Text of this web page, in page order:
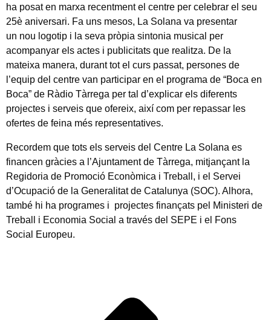
ha posat en marxa recentment el centre per celebrar el seu
25è aniversari. Fa uns mesos, La Solana va presentar
un nou logotip i la seva pròpia sintonia musical per
acompanyar els actes i publicitats que realitza. De la
mateixa manera, durant tot el curs passat, persones de
l’equip del centre van participar en el programa de “Boca en
Boca” de Ràdio Tàrrega per tal d’explicar els diferents
projectes i serveis que ofereix, així com per repassar les
ofertes de feina més representatives.
Recordem que tots els serveis del Centre La Solana es
financen gràcies a l’Ajuntament de Tàrrega, mitjançant la
Regidoria de Promoció Econòmica i Treball, i el Servei
d’Ocupació de la Generalitat de Catalunya (SOC). Alhora,
també hi ha programes i projectes finançats pel Ministeri de
Treball i Economia Social a través del SEPE i el Fons
Social Europeu.